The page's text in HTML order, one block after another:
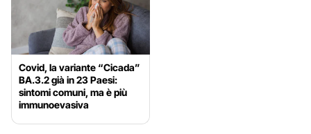
Covid, la variante “Cicada”
BA.3.2 già in 23 Paesi:
sintomi comuni, ma è più
immunoevasiva